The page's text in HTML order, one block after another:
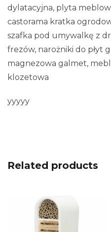
dylatacyjna, plyta
castorama kratka
szafka pod umywalkę z
frezów, narożniki do płyt
magnezowa galmet,
klozetowa
yyyyy
Related products